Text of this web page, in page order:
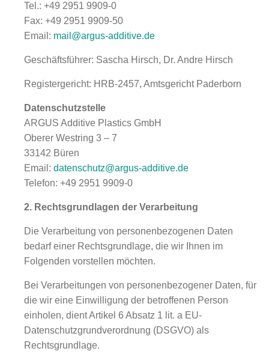
Tel.: +49 2951 9909-0
Fax: +49 2951 9909-50
Email: mail@argus-additive.de
Geschäftsführer: Sascha Hirsch, Dr. Andre Hirsch
Registergericht: HRB-2457, Amtsgericht Paderborn
Datenschutzstelle
ARGUS Additive Plastics GmbH
Oberer Westring 3 – 7
33142 Büren
Email: datenschutz@argus-additive.de
Telefon: +49 2951 9909-0
2. Rechtsgrundlagen der Verarbeitung
Die Verarbeitung von personenbezogenen Daten
bedarf einer Rechtsgrundlage, die wir Ihnen im
Folgenden vorstellen möchten.
Bei Verarbeitungen von personenbezogener Daten, für
die wir eine Einwilligung der betroffenen Person
einholen, dient Artikel 6 Absatz 1 lit. a EU-
Datenschutzgrundverordnung (DSGVO) als
Rechtsgrundlage.